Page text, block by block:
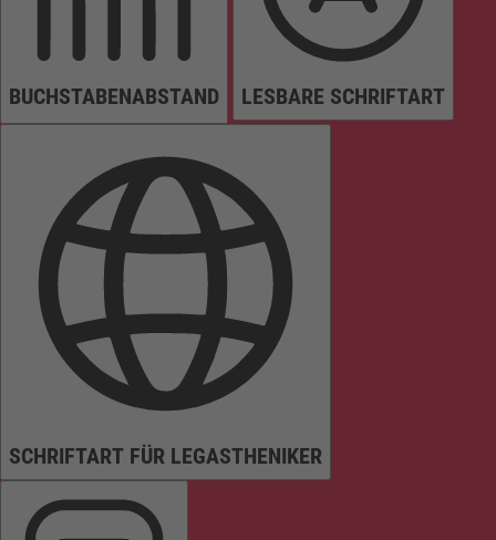
BUCHSTABENABSTAND LESBARE SCHRIFTART
SCHRIFTART FÜR LEGASTHENIKER